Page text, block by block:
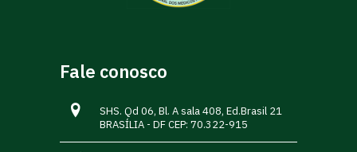
Fale conosco
SHS. Qd 06, Bl. A sala 408, Ed.Brasil 21
BRASÍLIA - DF CEP: 70.322-915